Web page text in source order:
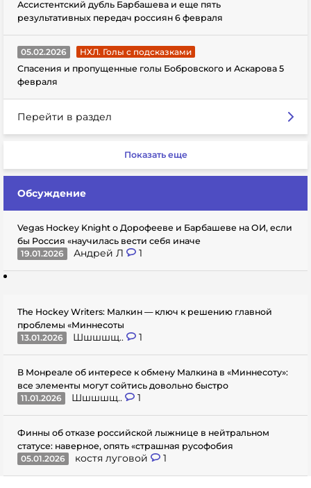
Ассистентский дубль Барбашева и еще пять
результативных передач россиян 6 февраля
05.02.2026
НХЛ. Голы с подсказками
Спасения и пропущенные голы Бобровского и Аскарова 5
февраля
Перейти в раздел
Показать еще
Обсуждение
Vegas Hockey Knight о Дорофееве и Барбашеве на ОИ, если
бы Россия «научилась вести себя иначе
19.01.2026
Андрей Л 1
The Hockey Writers: Малкин — ключ к решению главной
проблемы «Миннесоты
13.01.2026
Шшшшщ.. 1
В Монреале об интересе к обмену Малкина в «Миннесоту»:
все элементы могут сойтись довольно быстро
11.01.2026
Шшшшщ.. 1
Финны об отказе российской лыжнице в нейтральном
статусе: наверное, опять «страшная русофобия
05.01.2026
костя луговой 1